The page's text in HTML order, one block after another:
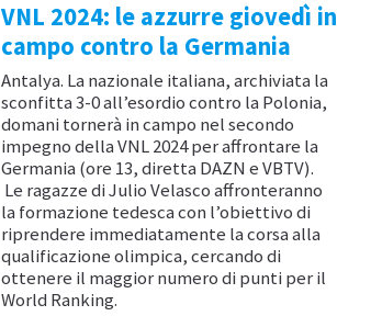
VNL 2024: le azzurre giovedì in
campo contro la Germania
Antalya. La nazionale italiana, archiviata la
sconfitta 3-0 all’esordio contro la Polonia,
domani tornerà in campo nel secondo
impegno della VNL 2024 per affrontare la
Germania (ore 13, diretta DAZN e VBTV).
Le ragazze di Julio Velasco affronteranno
la formazione tedesca con l’obiettivo di
riprendere immediatamente la corsa alla
qualificazione olimpica, cercando di
ottenere il maggior numero di punti per il
World Ranking.